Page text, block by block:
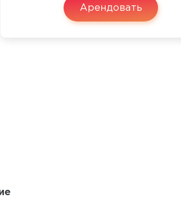
Арендовать